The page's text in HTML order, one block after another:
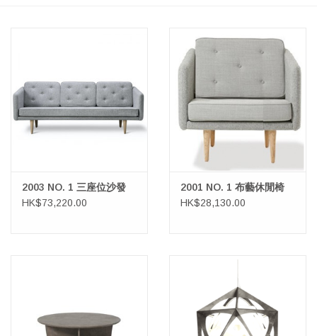
2003 NO. 1 三座位沙發
HK$73,220.00
2001 NO. 1 布藝休閒椅
HK$28,130.00